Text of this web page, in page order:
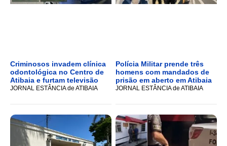
Criminosos invadem clínica
odontológica no Centro de
Atibaia e furtam televisão
JORNAL ESTÂNCIA de ATIBAIA
Polícia Militar prende três
homens com mandados de
prisão em aberto em Atibaia
JORNAL ESTÂNCIA de ATIBAIA